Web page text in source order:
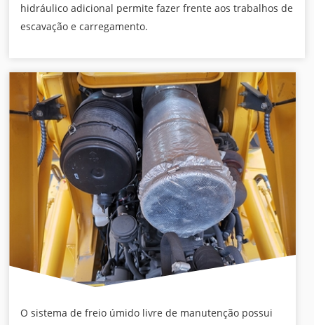
hidráulico adicional permite fazer frente aos trabalhos de
escavação e carregamento.
O sistema de freio úmido livre de manutenção possui